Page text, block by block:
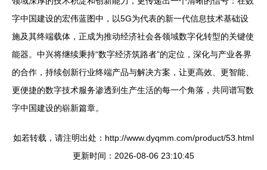
字中国建设的宏伟蓝图中，以5G为代表的新一代信息技术基础设
施及其终端载体，正成为推动经济社会各领域数字化转型的关键使
能器。中兴将继续秉持“数字经济筑路者”的定位，深化与产业各界
的合作，持续创新行业终端产品与解决方案，让更高效、更智能、
更便捷的数字技术服务渗透到生产生活的每一个角落，共同谱写数
字中国建设的崭新篇章。
如若转载，请注明出处：http://www.dyqmm.com/product/53.html
更新时间：2026-08-06 23:10:45